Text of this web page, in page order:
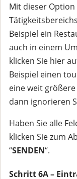
Mit dieser
Beispiel ein
auch in einem
klicken Sie hier
Beispiel einen
eine weit
dann ignorieren
Haben Sie alle
klicken Sie zum
“SENDEN“.
Schritt 6A –